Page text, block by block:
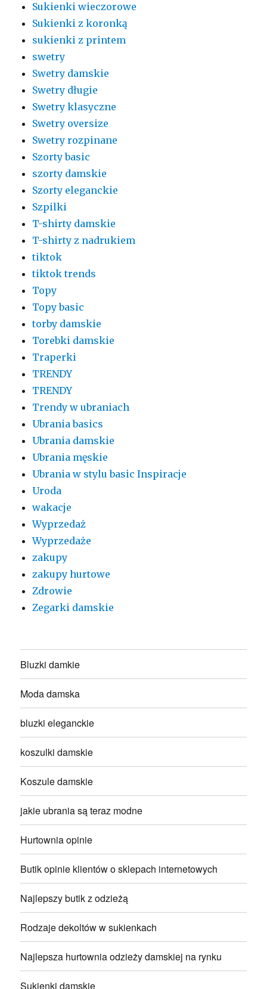
Sukienki wieczorowe
Sukienki z koronką
sukienki z printem
swetry
Swetry damskie
Swetry długie
Swetry klasyczne
Swetry oversize
Swetry rozpinane
Szorty basic
szorty damskie
Szorty eleganckie
Szpilki
T-shirty damskie
T-shirty z nadrukiem
tiktok
tiktok trends
Topy
Topy basic
torby damskie
Torebki damskie
Traperki
TRENDY
TRENDY
Trendy w ubraniach
Ubrania basics
Ubrania damskie
Ubrania męskie
Ubrania w stylu basic Inspiracje
Uroda
wakacje
Wyprzedaż
Wyprzedaże
zakupy
zakupy hurtowe
Zdrowie
Zegarki damskie
Bluzki damkie
Moda damska
bluzki eleganckie
koszulki damskie
Koszule damskie
jakie ubrania są teraz modne
Hurtownia opinie
Butik opinie klientów o sklepach internetowych
Najlepszy butik z odzieżą
Rodzaje dekoltów w sukienkach
Najlepsza hurtownia odzieży damskiej na rynku
Sukienki damskie